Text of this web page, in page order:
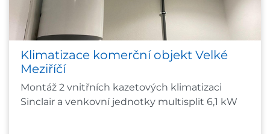
Klimatizace komerční objekt Velké
Meziříčí
Montáž 2 vnitřních kazetových klimatizaci
Sinclair a venkovní jednotky multisplit 6,1 kW